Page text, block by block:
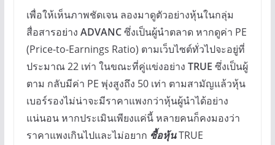
เพื่อให้เห็นภาพชัดเจน ลองมาดูตัวอย่างหุ้นในกลุ่ม
สื่อสารอย่าง ADVANCซึ่งเป็นผู้นำตลาด หากดูค่า PE
(Price-to-Earnings Ratio) ตามเว็บไซต์ทั่วไปจะอยู่ที่
ประมาณ 22 เท่า ในขณะที่คู่แข่งอย่าง TRUE ซึ่งเป็นผู้
ตาม กลับมีค่า PE พุ่งสูงถึง 50 เท่า ตามสามัญแล้วหุ้น
เบอร์รองไม่น่าจะมีราคาแพงกว่าหุ้นผู้นำได้อย่าง
แน่นอน หากประเมินเพียงแค่นี้ หลายคนก็คงมองว่า
ราคาแพงเกินไปและไม่อยาก ซื้อหุ้นTRUE